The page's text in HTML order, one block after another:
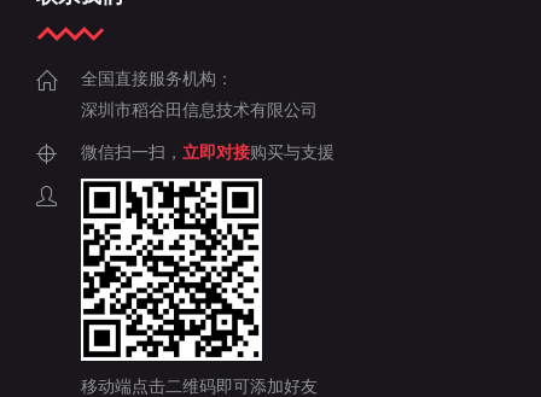
全国直接服务机构：
深圳市稻谷田信息技术有限公司
微信扫一扫， 立即对接购买与支援
移动端点击二维码即可添加好友